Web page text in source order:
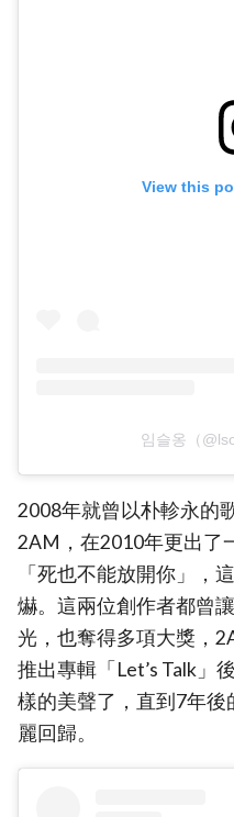
View this
임슬옹（
2008年就曾以朴軫永的
2AM，在2010年更出了
「死也不能放開你」，
爀。這兩位創作者都曾
光，也奪得多項大獎，
推出專輯「Let’s Talk」
樣的美聲了，直到7年
麗回歸。